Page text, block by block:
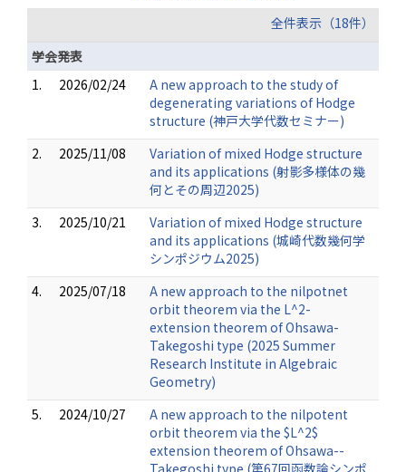
全件表示（18件）
学会発表
1.
2026/02/24
A new approach to the study of
degenerating variations of Hodge
structure (神戸大学代数セミナー)
2.
2025/11/08
Variation of mixed Hodge structure
and its applications (射影多様体の幾
何とその周辺2025)
3.
2025/10/21
Variation of mixed Hodge structure
and its applications (城崎代数幾何学
シンポジウム2025)
4.
2025/07/18
A new approach to the nilpotnet
orbit theorem via the L^2-
extension theorem of Ohsawa-
Takegoshi type (2025 Summer
Research Institute in Algebraic
Geometry)
5.
2024/10/27
A new approach to the nilpotent
orbit theorem via the $L^2$
extension theorem of Ohsawa--
Takegoshi type (第67回函数論シンポ